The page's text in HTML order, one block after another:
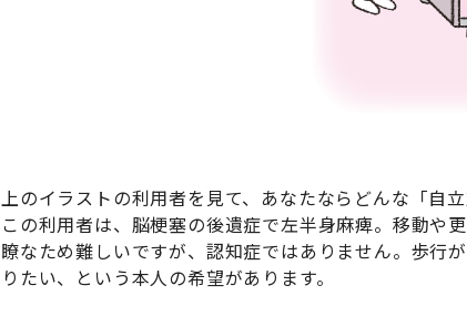
上のイラストの利用者を見て、あなたならどんな「自
この利用者は、脳梗塞の後遺症で左半身麻痺。移動や
瞭なため難しいですが、認知症ではありません。歩行
りたい、という本人の希望があります。